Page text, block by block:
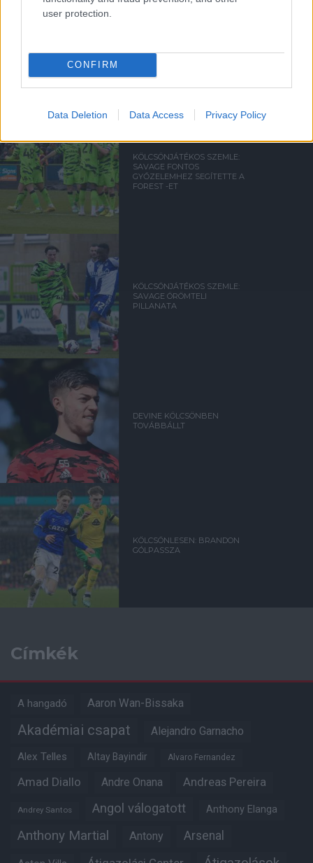
user protection.
CONFIRM
Data Deletion Data Access Privacy Policy
Kapcsolódó hírek
KÖLCSÖNLESEN
KÖLCSÖNJÁTÉKOS SZEMLE:
SAVAGE FONTOS
GYŐZELEMHEZ SEGÍTETTE A
FOREST -ET
KÖLCSÖNJÁTÉKOS SZEMLE:
SAVAGE ÖRÖMTELI
PILLANATA
DEVINE KÖLCSÖNBEN
TOVÁBBÁLLT
KÖLCSÖNLESEN: BRANDON
GÓLPASSZA
Címkék
A hangadó Aaron Wan-Bissaka
Akadémiai csapat Alejandro Garnacho
Alex Telles Altay Bayindir Alvaro Fernandez
Amad Diallo Andre Onana Andreas Pereira
Andrey Santos Angol válogatott Anthony Elanga
Anthony Martial Antony Arsenal